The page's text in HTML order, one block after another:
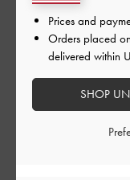
ご利用者様
いい感じ
Prices and
Orders placed on
delivered within
SHOP